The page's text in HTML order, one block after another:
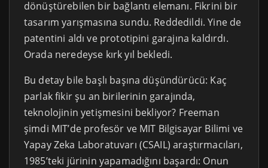
dönüştürebilen bir bağlantı elemanı. Fikrini bir
tasarım yarışmasına sundu. Reddedildi. Yine de
patentini aldı ve prototipini garajına kaldırdı.
Orada neredeyse kırk yıl bekledi.
Bu detay bile başlı başına düşündürücü: Kaç
parlak fikir şu an birilerinin garajında,
teknolojinin yetişmesini bekliyor? Freeman
şimdi MIT’de profesör ve MIT Bilgisayar Bilimi ve
Yapay Zeka Laboratuvarı (CSAIL) araştırmacıları,
1985’teki jürinin yapamadığını başardı: Onun